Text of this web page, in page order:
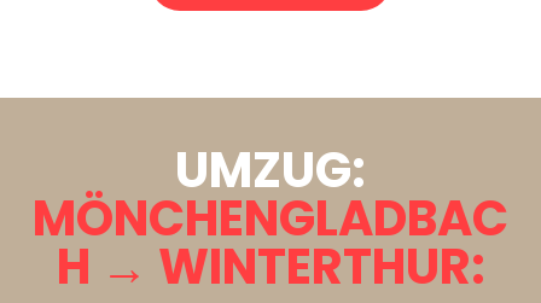
UMZUG:
MÖNCHENGLADBAC
H → WINTERTHUR: